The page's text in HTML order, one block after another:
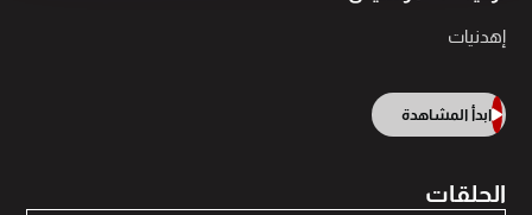
إهدنيات
ابدأ المشاهدة
الحلقات